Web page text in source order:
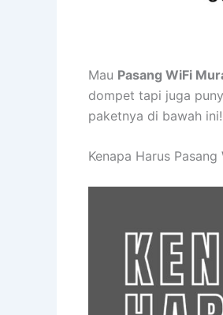
Mau Pasang WiFi
dompet tapi juga
paketnya di bawah ini!
Kenapa Harus